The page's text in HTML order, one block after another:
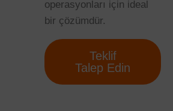
operasyonları için ideal
bir çözümdür.
Teklif
Talep Edin